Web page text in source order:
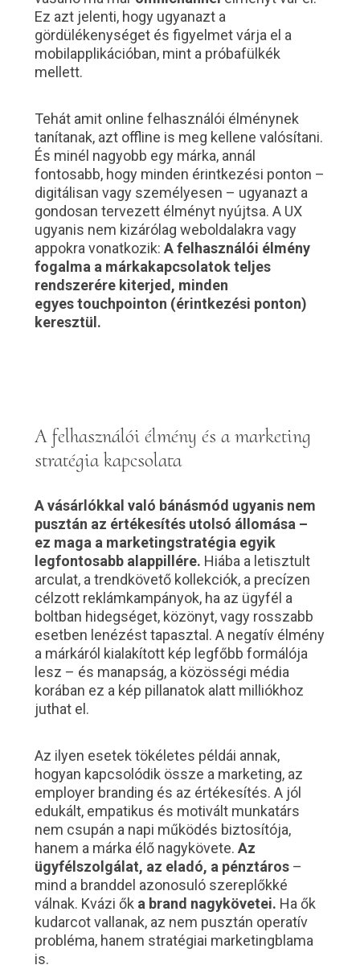
Ez azt jelenti, hogy ugyanazt a
gördülékenységet és figyelmet várja el a
mobilapplikációban, mint a próbafülkék
mellett.
Tehát amit online felhasználói élménynek
tanítanak, azt offline is meg kellene valósítani.
És minél nagyobb egy márka, annál
fontosabb, hogy minden érintkezési ponton –
digitálisan vagy személyesen – ugyanazt a
gondosan tervezett élményt nyújtsa. A UX
ugyanis nem kizárólag weboldalakra vagy
appokra vonatkozik: A felhasználói élmény
fogalma a márkakapcsolatok teljes
rendszerére kiterjed, minden
egyestouchpointon (érintkezési ponton)
keresztül.
A felhasználói élmény és a marketing
stratégia kapcsolata
A vásárlókkal való bánásmód ugyanis nem
pusztán az értékesítés utolsó állomása –
ez maga a marketingstratégia egyik
legfontosabb alappillére. Hiába a letisztult
arculat, a trendkövető kollekciók, a precízen
célzott reklámkampányok, ha az ügyfél a
boltban hidegséget, közönyt, vagy rosszabb
esetben lenézést tapasztal. A negatív élmény
a márkáról kialakított kép legfőbb formálója
lesz – és manapság, a közösségi média
korában ez a kép pillanatok alatt milliókhoz
juthat el.
Az ilyen esetek tökéletes példái annak,
hogyan kapcsolódik össze a marketing, az
employer branding és az értékesítés. A jól
edukált, empatikus és motivált munkatárs
nem csupán a napi működés biztosítója,
hanem a márka élő nagykövete. Az
ügyfélszolgálat, az eladó, a pénztáros –
mind a branddel azonosuló szereplőkké
válnak. Kvázi ők a brand nagykövetei. Ha ők
kudarcot vallanak, az nem pusztán operatív
probléma, hanem stratégiai marketingblama
is.